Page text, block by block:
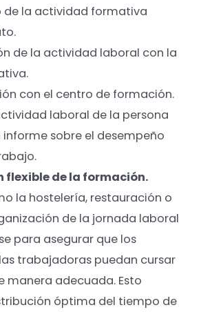
de la actividad formativa
de la actividad laboral con la
con el centro de formación.
laboral de la persona
sobre el desempeño
flexible de la formación.
la hostelería, restauración o
de la jornada laboral
para asegurar que los
trabajadoras puedan cursar
manera adecuada. Esto
óptima del tiempo de